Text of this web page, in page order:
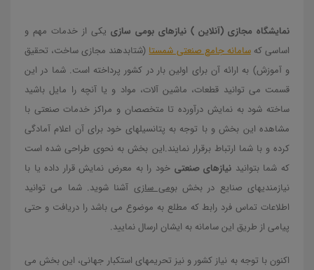
نمایشگاه مجازی (آنلاین ) نیازهای بومی سازییکی از خدمات مهم و
اساسی کهسامانه جامع صنعتی شمستا(شتابدهند مجازی ساخت، تحقیق
و آموزش) به ارائه آن برای اولین بار در کشور پرداخته است. شما در این
قسمت می توانید قطعات، ماشین آلات، مواد و یا آنچه را مایل باشید
ساخته شود به نمایش درآورده تا متخصصان و مراکز خدمات صنعتی با
مشاهده این بخش و با توجه به پتانسیلهای خود برای آن اعلام آمادگی
کرده و با شما ارتباط برقرار نمایند.این بخش به نحوی طراحی شده است
که شما بتوانید نیازهای صنعتی خود را به معرض نمایش قرار داده یا با
نیازمندیهای صنایع در بخشبومی سازی آشنا شوید. شما می توانید
اطلاعات تماس فرد رابط که مطلع به موضوع می باشد را دریافت و حتی
پیامی از طریق این سامانه به ایشان ارسال نمایید.
اکنون با توجه به نیاز کشور و نیز تحریمهای استکبار جهانی، این بخش می